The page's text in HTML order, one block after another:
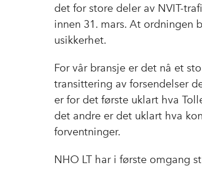
det for store deler av NVIT-
innen 31. mars. At ordningen
usikkerhet.
For vår bransje er det nå et
transittering av forsendelser
er for det første uklart hva
det andre er det uklart hva
forventninger.
NHO LT har i første omgang